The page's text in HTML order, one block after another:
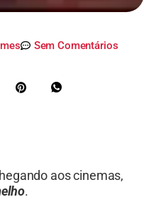
Sem Comentários
aos cinemas,
.